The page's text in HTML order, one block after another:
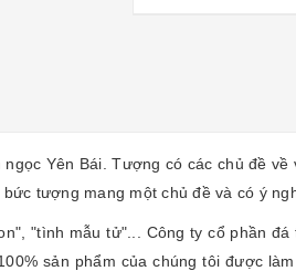
Yên Bái. Tượng có các chủ đề về
tượng mang một chủ đề và có ý
"tình mẫu tử"... Công ty cổ phần đá
sản phẩm của chúng tôi được